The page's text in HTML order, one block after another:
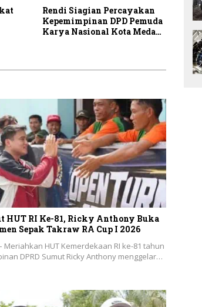
Rendi Siagian Percayakan
Kepemimpinan DPD Pemuda
Karya Nasional Kota Medan
HUT RI Ke-81, Ricky Anthony Buka
Sepak Takraw RA Cup I 2026
Meriahkan HUT Kemerdekaan RI ke-81 tahun
DPRD Sumut Ricky Anthony menggelar…